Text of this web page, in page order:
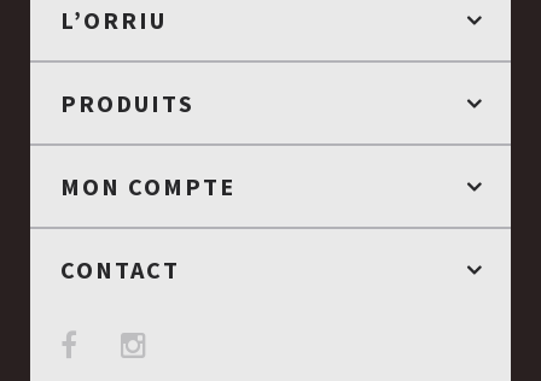
L’ORRIU
PRODUITS
MON COMPTE
CONTACT